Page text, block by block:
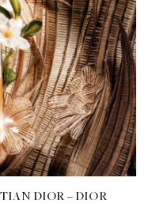
DIOR – DIOR